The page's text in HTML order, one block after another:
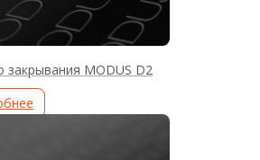
закрывания MODUS D2